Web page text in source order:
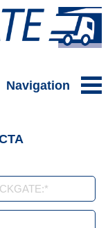
Navigation